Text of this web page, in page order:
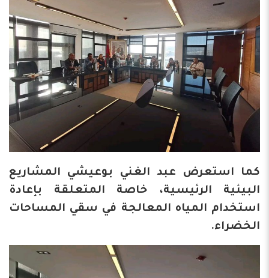
كما استعرض عبد الغني بوعيشي المشاريع
البيئية الرئيسية، خاصة المتعلقة بإعادة
استخدام المياه المعالجة في سقي المساحات
الخضراء.